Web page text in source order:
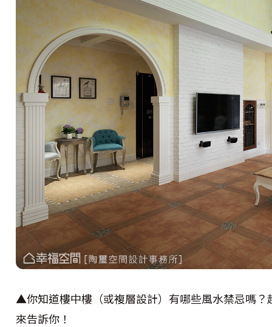
▲你知道樓中樓（或複層設計）有哪些風水禁忌嗎
來告訴你！